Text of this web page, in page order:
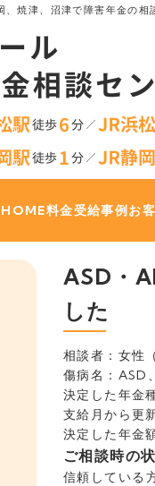
、焼津、沼津で障害年金の相
HOME料金受給事例お
ASD・
した
相談者：女性
傷病名：ASD
決定した年金
支給月から更
決定した年金
ご相談時の
信頼している